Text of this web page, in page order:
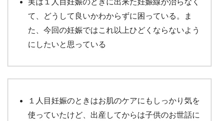
実は１人目妊娠のときに出来た妊娠線が治らなく
て、どうして良いかわからずに困っている。ま
た、今回の妊娠ではこれ以上ひどくならないよう
にしたいと思っている
１人目妊娠のときはお肌のケアにもしっかり気を
使っていたけど、出産してからは子供のお世話に